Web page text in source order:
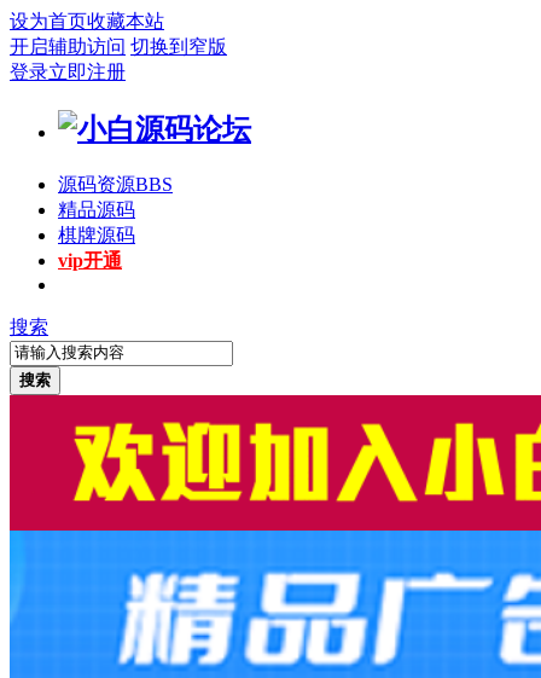
设为首页收藏本站
开启辅助访问 切换到窄版
登录立即注册
源码资源BBS
精品源码
棋牌源码
vip开通
搜索
搜索